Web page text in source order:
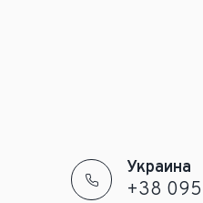
Украина
+38